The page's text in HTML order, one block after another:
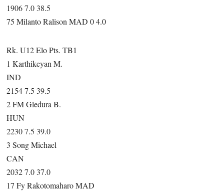
1906 7.0 38.5
75 Milanto Ralison MAD 0 4.0
Rk. U12 Elo Pts. TB1
1 Karthikeyan M.
IND
2154 7.5 39.5
2 FM Gledura B.
HUN
2230 7.5 39.0
3 Song Michael
CAN
2032 7.0 37.0
17 Fy Rakotomaharo MAD